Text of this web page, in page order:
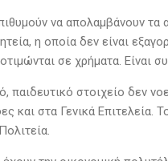
να απολαμβάνουν τα
η οποία δεν είναι
σε χρήματα. Είναι
στοιχείο δεν
και στα Γενικά Επιτελεία.